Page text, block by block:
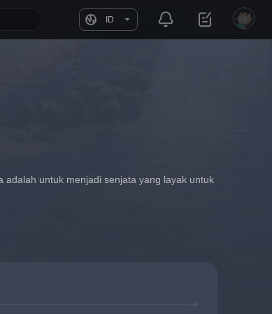
ID
untuk menjadi senjata yang layak untuk